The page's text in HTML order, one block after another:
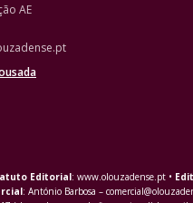
AE
Editorial: www.olouzadense.pt •
: António Barbosa –